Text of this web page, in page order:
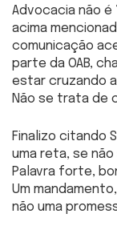
Advocacia não é
acima
comunicação
parte da OAB,
estar cruzando
Não se trata de
Finalizo citando
uma reta, se
Palavra forte,
Um
não uma